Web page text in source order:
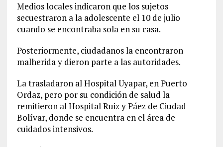
Medios locales indicaron que los sujetos
secuestraron a la adolescente el 10 de julio
cuando se encontraba sola en su casa.
Posteriormente, ciudadanos la encontraron
malherida y dieron parte a las autoridades.
La trasladaron al Hospital Uyapar, en Puerto
Ordaz, pero por su condición de salud la
remitieron al Hospital Ruiz y Páez de Ciudad
Bolívar, donde se encuentra en el área de
cuidados intensivos.